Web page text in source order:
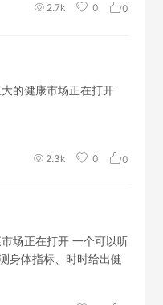
2.7k 0 0
的健康市场正在打开
2.3k 0 0
开 一个可以听
身体指标、时时给出健